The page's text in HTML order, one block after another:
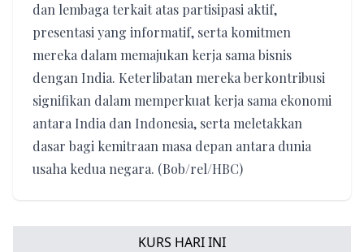
dan lembaga terkait atas partisipasi aktif,
presentasi yang informatif, serta komitmen
mereka dalam memajukan kerja sama bisnis
dengan India. Keterlibatan mereka berkontribusi
signifikan dalam memperkuat kerja sama ekonomi
antara India dan Indonesia, serta meletakkan
dasar bagi kemitraan masa depan antara dunia
usaha kedua negara. (Bob/rel/HBC)
KURS HARI INI